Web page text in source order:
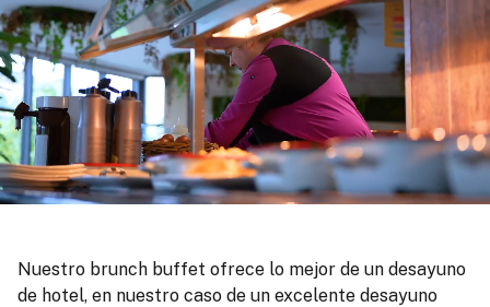
Nuestro brunch buffet ofrece lo mejor de un desayuno
de hotel, en nuestro caso de un excelente desayuno